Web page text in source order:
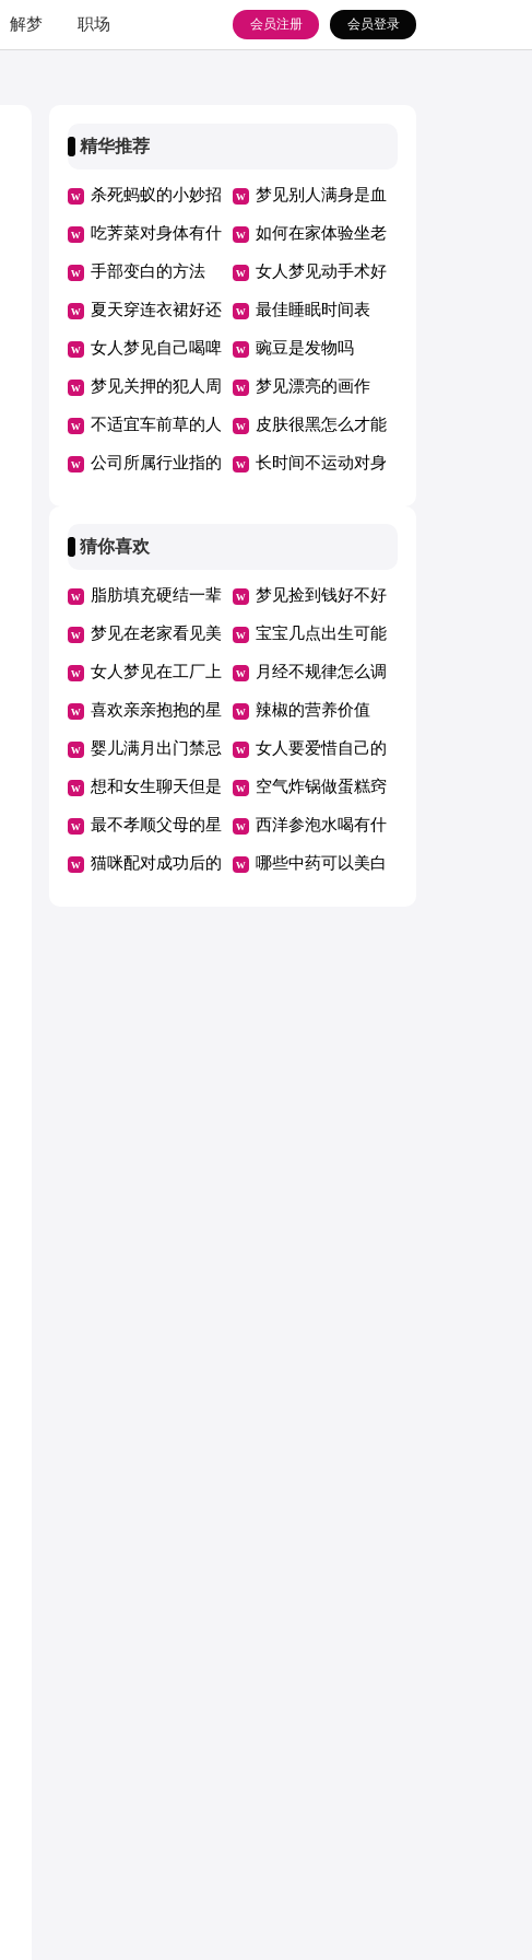
解梦 职场 会员登录
会员注册
精华推荐
杀死蚂蚁的小妙招
有什么
梦见别人满身是血
是什么预兆
吃荠菜对身体有什
么好处和坏处
如何在家体验坐老
虎凳
手部变白的方法 女人梦见动手术好
不好
夏天穿连衣裙好还
是半身裙好
最佳睡眠时间表
女人梦见自己喝啤
酒是什么征兆
豌豆是发物吗
梦见关押的犯人周
公解梦
梦见漂亮的画作
不适宜车前草的人
群
皮肤很黑怎么才能
让它变白
公司所属行业指的 长时间不运动对身
猜你喜欢
脂肪填充硬结一辈
子不吸收
梦见捡到钱好不好
梦见在老家看见美
女
宝宝几点出生可能
决定他一生的性格
女人梦见在工厂上
班
月经不规律怎么调
理吃什么药
喜欢亲亲抱抱的星
座男
辣椒的营养价值
婴儿满月出门禁忌 女人要爱惜自己的
句子
想和女生聊天但是
找不到话题
空气炸锅做蛋糕窍
门
最不孝顺父母的星
座
西洋参泡水喝有什
么坏处
猫咪配对成功后的 哪些中药可以美白